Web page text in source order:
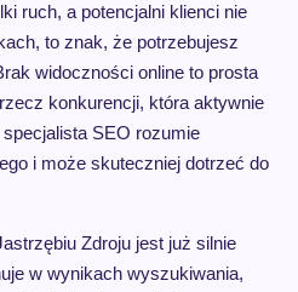
ruch, a potencjalni klienci nie
to znak, że potrzebujesz
widoczności online to prosta
konkurencji, która aktywnie
specjalista SEO rozumie
i może skuteczniej dotrzeć do
Zdroju jest już silnie
w wynikach wyszukiwania,